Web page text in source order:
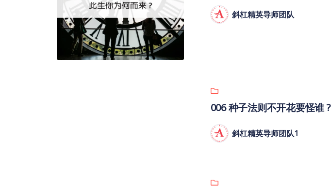
斜杠精英导师团队
006 种子法则不开花要怪谁 ?
斜杠精英导师团队1